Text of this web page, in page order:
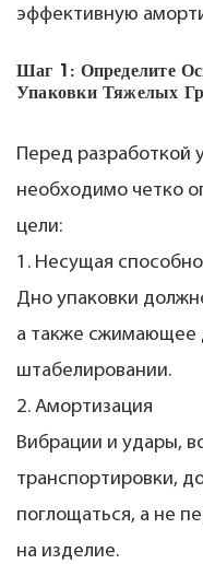
эффективную
Шаг 1: Определите
Упаковки Тяжелых
Перед разработкой
необходимо четко
цели:
1. Несущая
Дно упаковки
а также сжимающее
штабелировании.
2. Амортизация
Вибрации и удары,
транспортировки,
поглощаться, а не
на изделие.